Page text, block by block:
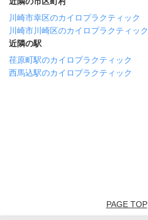
川崎市幸区のカイロプラクティック
川崎市川崎区のカイロプラクティック
近隣の駅
荏原町駅のカイロプラクティック
西馬込駅のカイロプラクティック
PAGE TOP